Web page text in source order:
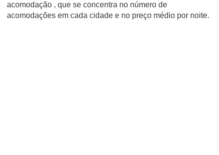
acomodação , que se concentra no número de
acomodações em cada cidade e no preço médio por noite.